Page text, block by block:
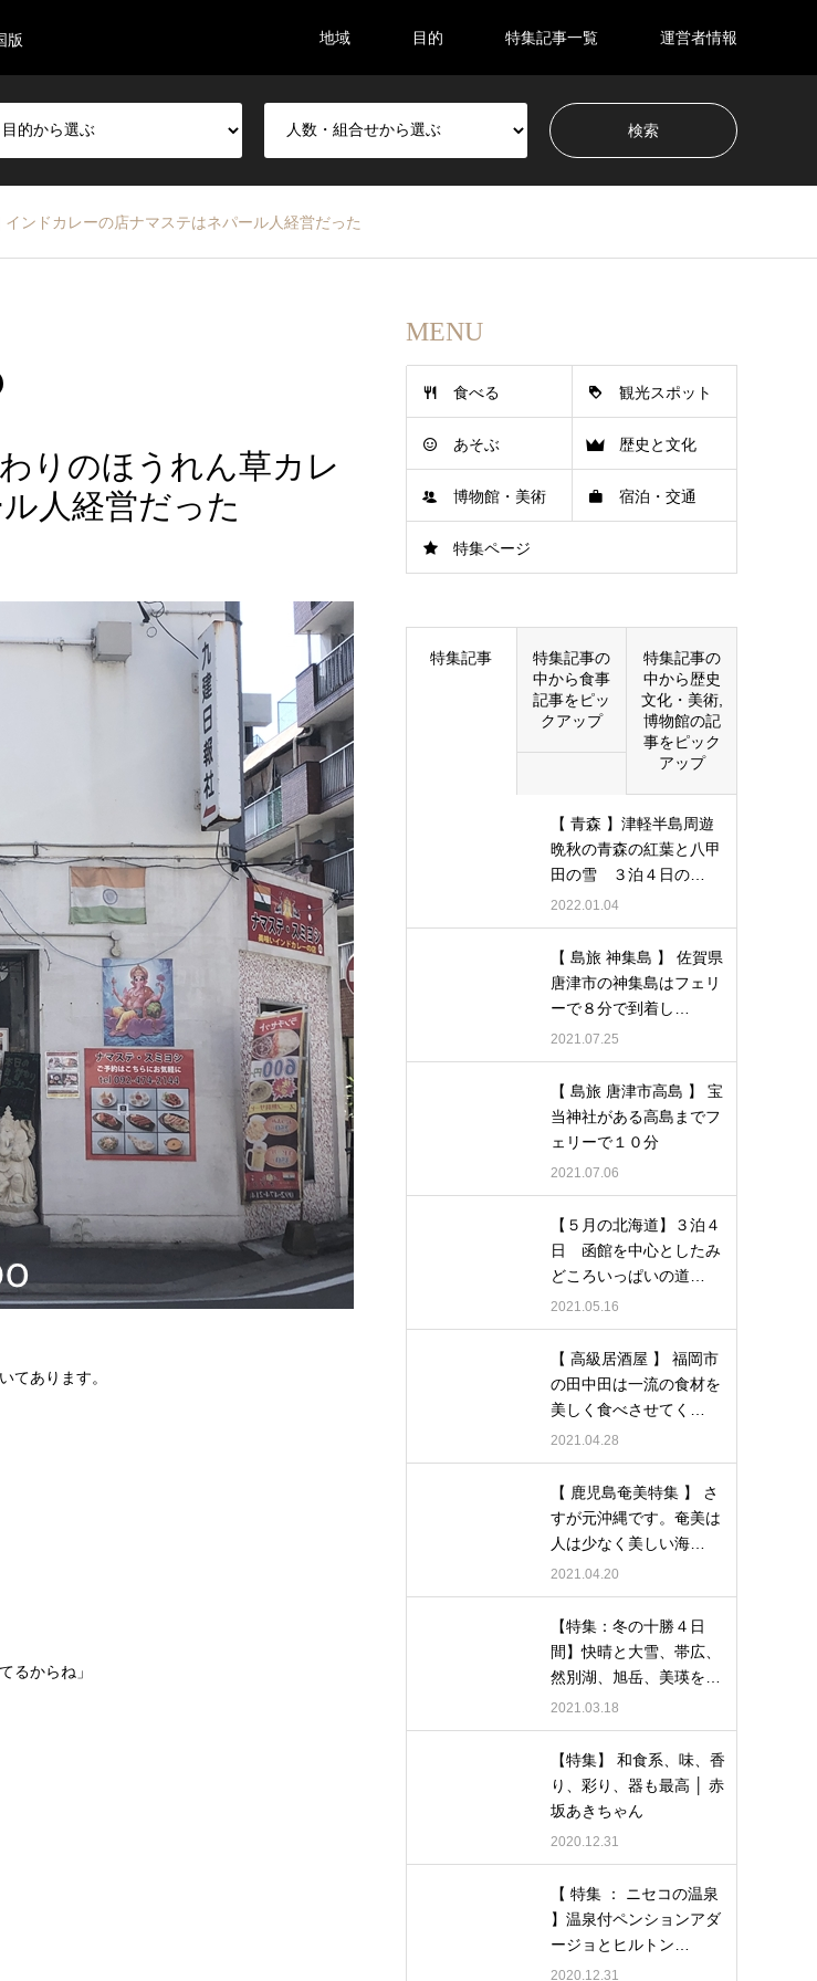
版 地域 目的 特集記事一覧 運営者情報
ンドカレーの店ナマステはネパール人経営だった
りのほうれん草カレ
人経営だった
てあります。
るからね」
MENU
食べる 観光スポット
あそぶ 歴史と文化
博物館・美術
館
宿泊・交通
特集ページ
特集記事
特集記事の
中から食事
記事をピッ
クアップ
特集記事の
中から歴史
文化・美術,
博物館の記
事をピック
アップ
【 青森 】津軽半島周遊
晩秋の青森の紅葉と八甲
田の雪 ３泊４日の…
2022.01.04
【 島旅 神集島 】 佐賀県
唐津市の神集島はフェリ
ーで８分で到着し…
2021.07.25
【 島旅 唐津市高島 】 宝
当神社がある高島までフ
ェリーで１０分
2021.07.06
【５月の北海道】３泊４
日 函館を中心としたみ
どころいっぱいの道…
2021.05.16
【 高級居酒屋 】 福岡市
の田中田は一流の食材を
美しく食べさせてく…
2021.04.28
【 鹿児島奄美特集 】 さ
すが元沖縄です。奄美は
人は少なく美しい海…
2021.04.20
【特集：冬の十勝４日
間】快晴と大雪、帯広、
然別湖、旭岳、美瑛を…
2021.03.18
【特集】 和食系、味、香
り、彩り、器も最高 │ 赤
坂あきちゃん
2020.12.31
【 特集 ： ニセコの温泉
】温泉付ペンションアダ
ージョとヒルトン…
2020.12.31